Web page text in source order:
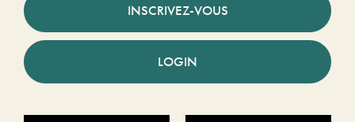
INSCRIVEZ-VOUS
LOGIN